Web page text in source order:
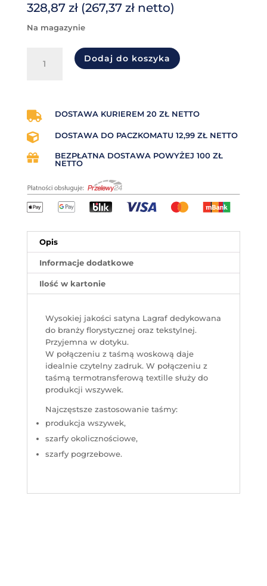
328,87 zł (267,37 złnetto)
na magazynie
Taśma
x
200
mb
Dodaj do koszyka
 DOSTAWA KURIEREM 20 ZŁ NETTO
 DOSTAWA DO PACZKOMATU 12,99 ZŁ NETTO

BEZPŁATNA DOSTAWA POWYŻEJ 100 ZŁ
NETTO
Opis
Informacje dodatkowe
Ilość w kartonie
Wysokiej jakości satyna Lagraf dedykowana
do branży florystycznej oraz tekstylnej.
Przyjemna w dotyku.
W połączeniu z taśmą woskową daje
idealnie czytelny zadruk. W połączeniu z
taśmą termotransferową textille służy do
produkcji wszywek.
Najczęstsze zastosowanie taśmy:
produkcja wszywek,
szarfy okolicznościowe,
szarfy pogrzebowe.